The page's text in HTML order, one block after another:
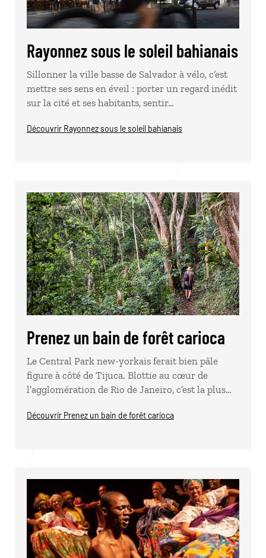
Rayonnez sous le soleil bahianais
Sillonner la ville basse de Salvador à vélo, c’est
mettre ses sens en éveil : porter un regard inédit
sur la cité et ses habitants, sentir…
Découvrir Rayonnez sous le soleil bahianais
Prenez un bain de forêt carioca
Le Central Park new-yorkais ferait bien pâle
figure à côté de Tijuca. Blottie au cœur de
l’agglomération de Rio de Janeiro, c’est la plus…
Découvrir Prenez un bain de forêt carioca